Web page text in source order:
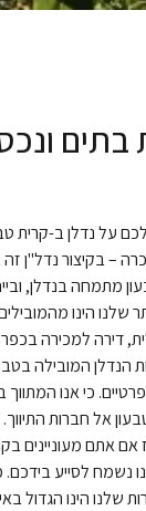
בתים
על נדלן ב-קרית
– בקיצור נדל"ן
מתמחה בנדלן,
שלנו הינו
דירה למכירה בכפר
הנדלן המובילה
כי אנו המתווך
אל חברות
אתם מעוניינים
שלנו הינו הגדול